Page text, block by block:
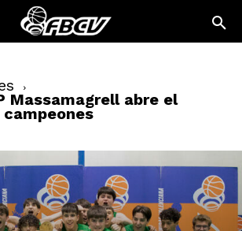
Massamagrell abre el